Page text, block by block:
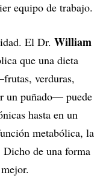
equipo de trabajo.
El Dr. William
que una dieta
verduras,
un puñado— puede
hasta en un
metabólica, la
de una forma